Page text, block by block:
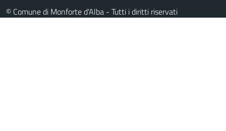
© Comune di Monforte d'Alba - Tutti i diritti riservati